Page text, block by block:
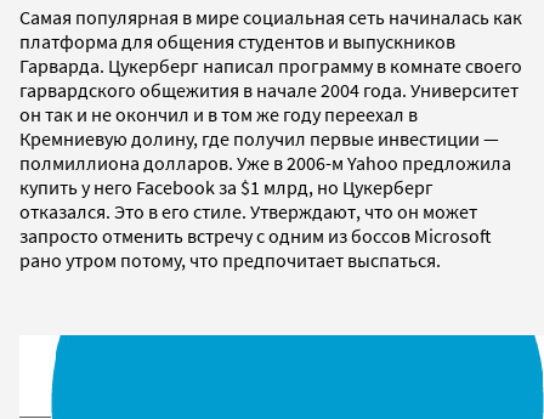
Cамая популярная в мире социальная сеть начиналась как
платформа для общения студентов и выпускников
Гарварда. Цукерберг написал программу в комнате своего
гарвардского общежития в начале 2004 года. Университет
он так и не окончил и в том же году переехал в
Кремниевую долину, где получил первые инвестиции —
полмиллиона долларов. Уже в 2006-м Yahoo предложила
купить у него Facebook за $1 млрд, но Цукерберг
отказался. Это в его стиле. Утверждают, что он может
запросто отменить встречу с одним из боссов Microsoft
рано утром потому, что предпочитает выспаться.